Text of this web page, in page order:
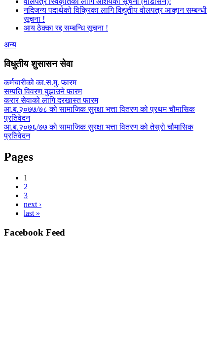
नदिजन्य पदार्थको विक्रिका लागि विद्युतीय वोलपत्र आव्हान सम्बन्धी
सूचना !
आय ठेक्का रद्द सम्बन्धि सूचना !
अन्य
विधुतीय शुसासन सेवा
कर्मचारीको का.स.मु. फारम
सम्पति विवरण बुझाउने फारम
करार सेवाको लागि दरखास्त फारम
आ.ब.२०७७/७८ को सामाजिक सुरक्षा भत्ता वितरण को प्रथम चौमासिक
प्रतिवेदन
आ.ब.२०७६/७७ को सामाजिक सुरक्षा भत्ता वितरण को तेस्रो चौमासिक
प्रतिवेदन
Pages
1
2
3
next ›
last »
Facebook Feed